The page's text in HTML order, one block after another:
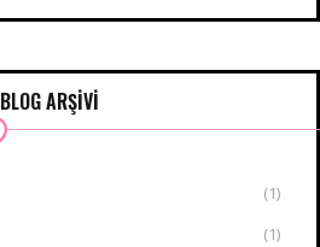
BLOG ARŞİVİ
(1)
(1)